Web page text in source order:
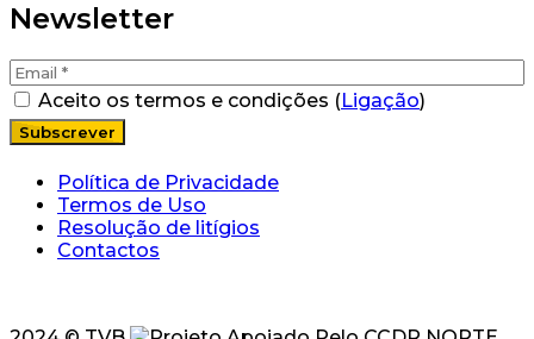
Newsletter
Aceito os termos e condições (Ligação)
Política de Privacidade
Termos de Uso
Resolução de litígios
Contactos